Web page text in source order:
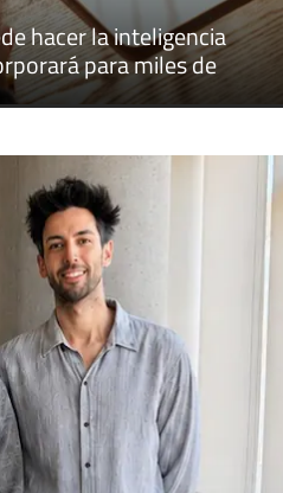
hacer la inteligencia
para miles de